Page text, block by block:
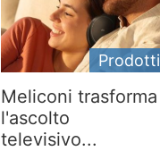
Prodotti
Meliconi trasforma
l'ascolto
televisivo...